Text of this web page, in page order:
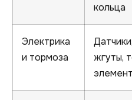
кольца
Электрика
и тормоза
жгуты,